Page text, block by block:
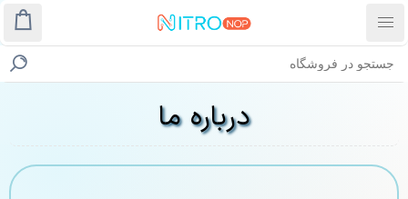
درباره ما